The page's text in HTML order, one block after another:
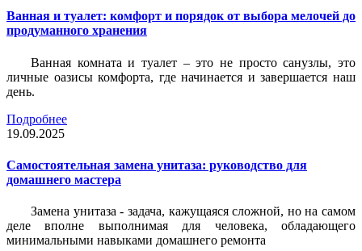
Ванная и туалет: комфорт и порядок от выбора мелочей до
продуманного хранения
Ванная комната и туалет – это не просто санузлы, это
личные оазисы комфорта, где начинается и завершается наш
день.
Подробнее
19.09.2025
Самостоятельная замена унитаза: руководство для
домашнего мастера
Замена унитаза - задача, кажущаяся сложной, но на самом
деле вполне выполнимая для человека, обладающего
минимальными навыками домашнего ремонта